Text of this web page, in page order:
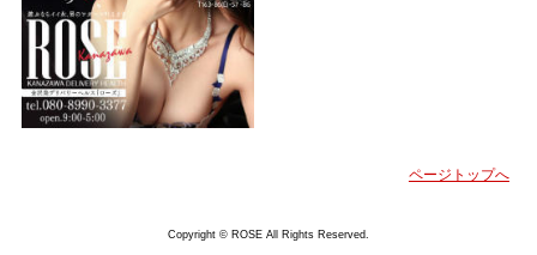
ページトップへ
Copyright © ROSE All Rights Reserved.